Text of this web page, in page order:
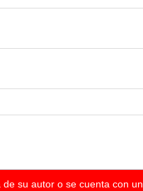
su autor o se cuenta con